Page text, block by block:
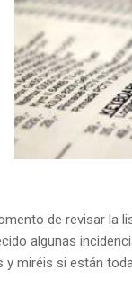
de revisar la
algunas
y miréis si están